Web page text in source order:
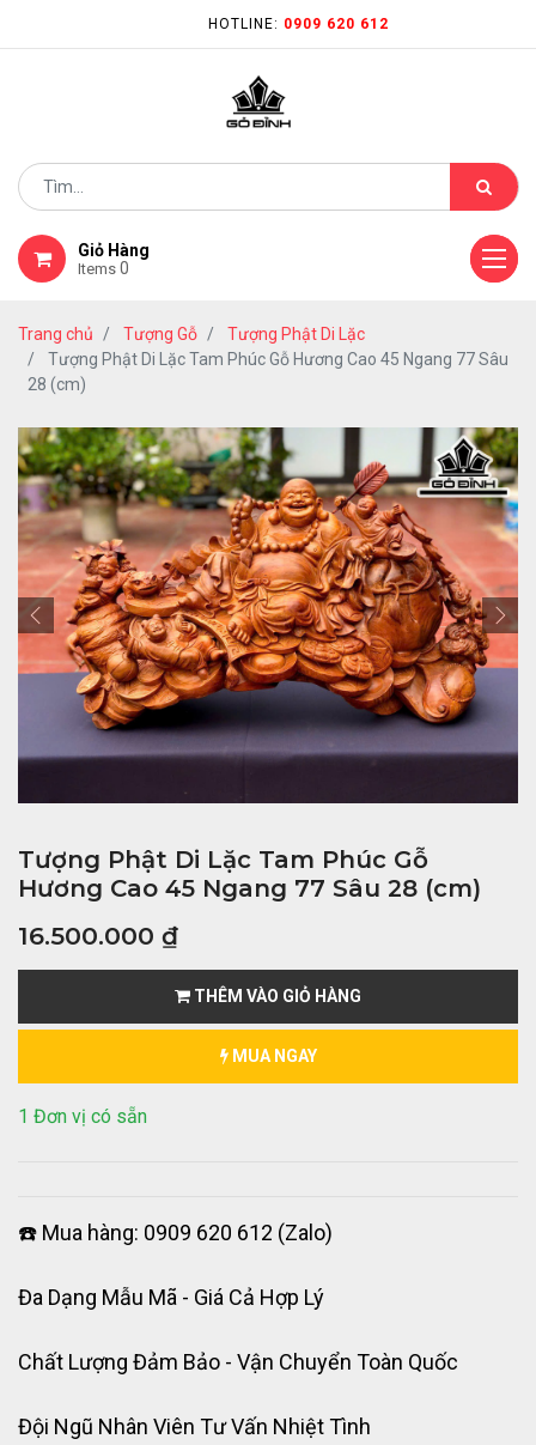
HOTLINE: 0909 620 612
Giỏ Hàng
Items 0
Trang chủ Tượng Gỗ
Tượng Phật Di Lặc
Tượng Phật Di Lặc Tam Phúc Gỗ Hương Cao 45 Ngang 77 Sâu
28 (cm)
Tượng Phật Di Lặc Tam Phúc Gỗ
Hương Cao 45 Ngang 77 Sâu 28 (cm)
16.500.000 ₫
THÊM VÀO GIỎ HÀNG
MUA NGAY
1 Đơn vị có sẵn
☎️ Mua hàng: 0909 620 612 (Zalo)
Đa Dạng Mẫu Mã - Giá Cả Hợp Lý
Chất Lượng Đảm Bảo - Vận Chuyển Toàn Quốc
Đội Ngũ Nhân Viên Tư Vấn Nhiệt Tình